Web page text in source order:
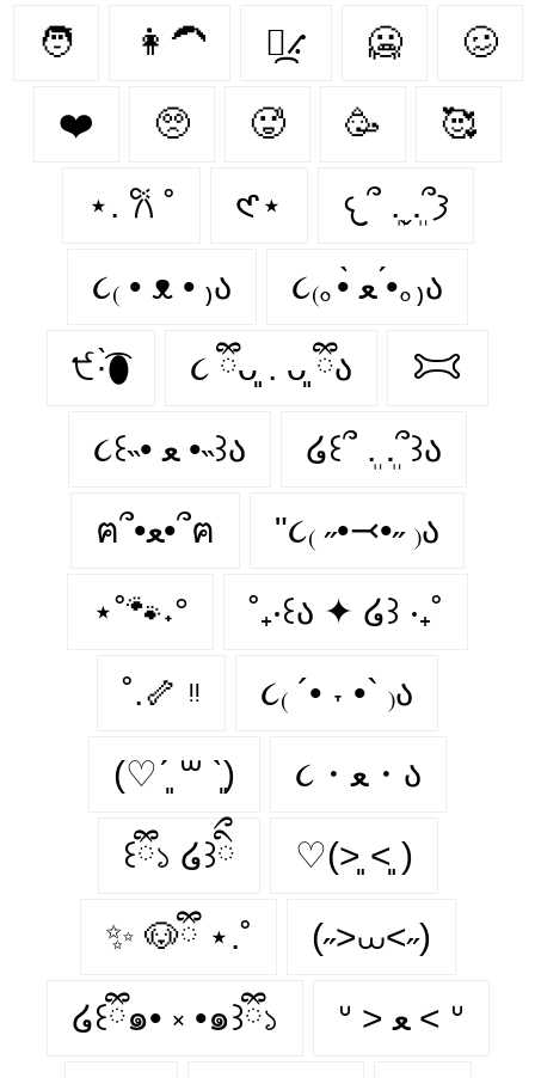
🧑 👩‍🦱 ⳻᷼⳺ 🥶️ 🥴️
❤️️ 🥺️ 🥵️ 🥳️ 🥰️
⋆. 𐙚 ˚ 𑣲⋆ 𐔌՞ ܸ.ˬ.ܸ՞𐦯
૮₍ • ᴥ • ₎ა ૮₍｡•̀ ﻌ •́｡₎ა
੯·̀͡⬮ ૮ ྀིᴗ͈ . ᴗ͈ ྀིა 𐂯
૮꒰˵• ﻌ •˵꒱ა ໒꒰՞ ܸ. .ܸ՞꒱ა
ฅ՞•ﻌ•՞ฅ "૮₍ ˶•⤙•˶ ₎ა
⋆˚🐾˖° ˚₊‧꒰ა ✦ ໒꒱ ‧₊˚
˚.🦴 ᵎᵎ ૮₍ ´• ˕ •` ₎ა
(♡ˊ͈ ꒳ ˋ͈) ૮・ﻌ・ა
꒰ྀི১ ໒꒱ིྀ ♡(˃͈ ˂͈ )
✨ 🐶ྀི ⋆.˚ (˶>⩊<˶)
໒꒰ྀི๑• ༝ •๑꒱ྀི১ ᐡ > ﻌ < ᐡ